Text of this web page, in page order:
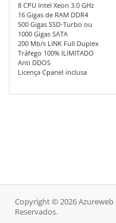
8 CPU Intel Xeon 3.0 GHz
16 Gigas de RAM DDR4
500 Gigas SSD-Turbo ou
1000 Gigas SATA
200 Mb/s LINK Full Duplex
Tráfego 100% ILIMITADO
Anti DDOS
Licença Cpanel inclusa
Copyright © 2026 Azureweb
Reservados.